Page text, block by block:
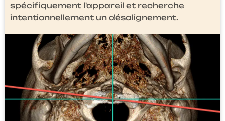
spécifiquement l'appareil et recherche
intentionnellement un désalignement.